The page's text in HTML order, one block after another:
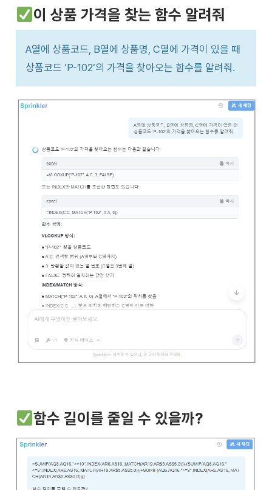
이 상품 가격을 찾는 함수 알려줘
A열에 상품코드, B열에 상품명, C열에 가격이 있을 때
상품코드 ‘P-102’의 가격을 찾아오는 함수를 알려줘.
함수 길이를 줄일 수 있을까?